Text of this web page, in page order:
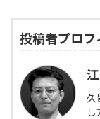
投稿者プロフ
久